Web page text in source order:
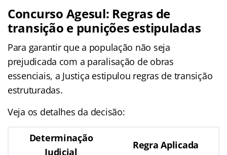
Concurso Agesul: Regras de
transição e punições estipuladas
Para garantir que a população não seja
prejudicada com a paralisação de obras
essenciais, a Justiça estipulou regras de transição
estruturadas.
Veja os detalhes da decisão:
Determinação
Judicial
Regra Aplicada